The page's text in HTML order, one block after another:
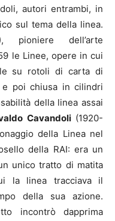
autori entrambi, in
sul tema della linea.
pioniere dell’arte
le Linee, opere in cui
su rotoli di carta di
e poi chiusa in cilindri
della linea assai
Cavandoli(1920-
della Linea nel
della RAI: era un
unico tratto di matita
la linea tracciava il
della sua azione.
incontrò dapprima